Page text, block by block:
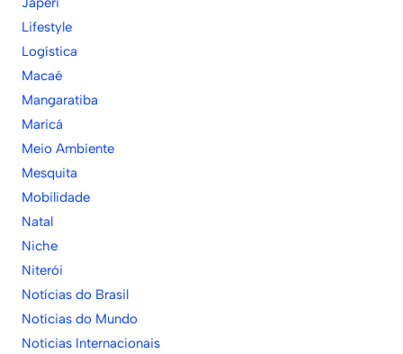
Lifestyle
Logística
Macaé
Mangaratiba
Maricá
Meio Ambiente
Mesquita
Mobilidade
Natal
Niche
Niterói
Notícias do Brasil
Notícias do Mundo
Noticias Internacionais